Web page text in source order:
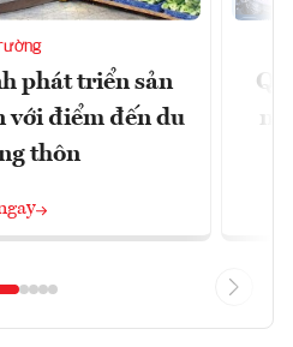
phát triển sản
với điểm đến du
thôn